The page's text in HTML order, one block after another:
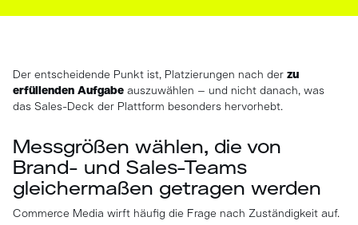
Der entscheidende Punkt ist, Platzierungen nach der zu
erfüllenden Aufgabe auszuwählen – und nicht danach, was
das Sales-Deck der Plattform besonders hervorhebt.
Messgrößen wählen, die von
Brand- und Sales-Teams
gleichermaßen getragen werden
Commerce Media wirft häufig die Frage nach Zuständigkeit auf.